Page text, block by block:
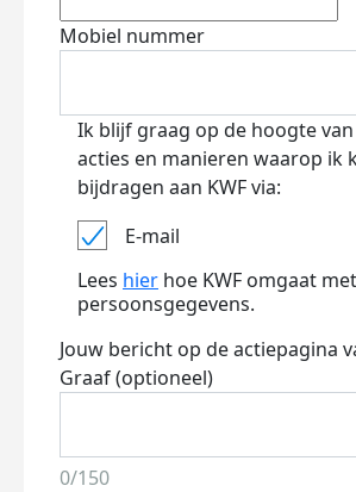
Mobiel nummer
Ik blijf graag op de hoogte
acties en manieren waarop ik
bijdragen aan KWF via:
E-mail
Lees hier hoe KWF omgaat
persoonsgegevens.
Jouw bericht op de actiepagina
Graaf (optioneel)
0/150